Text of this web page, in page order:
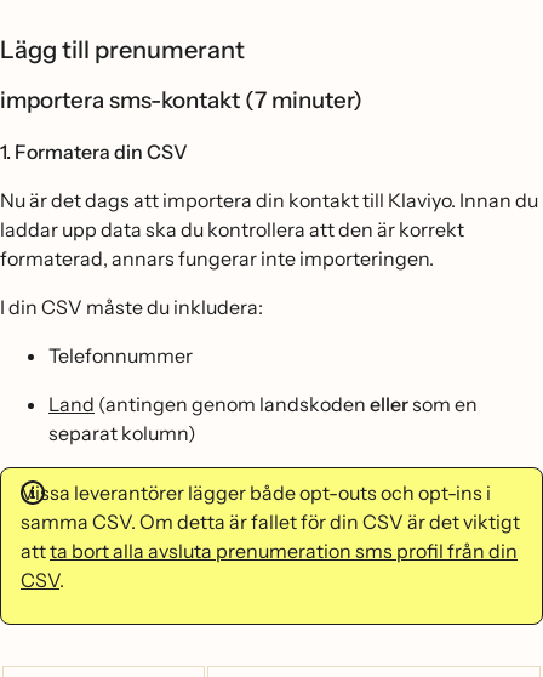
Lägg till prenumerant
importera sms-kontakt (7 minuter)
1. Formatera din CSV
Nu är det dags att importera din kontakt till Klaviyo. Innan du
laddar upp data ska du kontrollera att den är korrekt
formaterad, annars fungerar inte importeringen.
I din CSV måste du inkludera:
Telefonnummer
Land (antingen genom landskoden ellersom en
separat kolumn)
Vissa leverantörer lägger både opt-outs och opt-ins i
samma CSV. Om detta är fallet för din CSV är det viktigt
attta bort alla avsluta prenumeration sms profil från din
CSV.